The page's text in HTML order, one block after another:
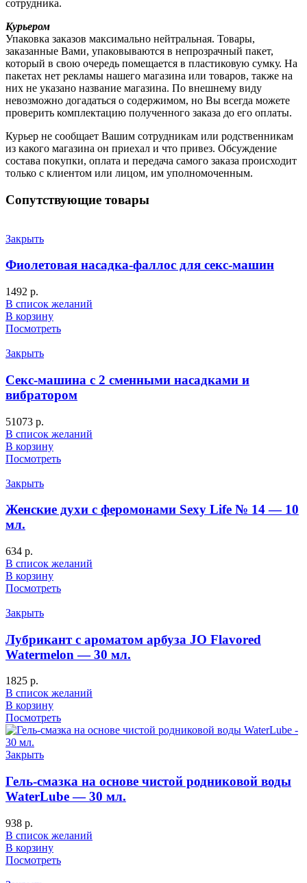
сотрудника.
Курьером
Упаковка заказов максимально нейтральная. Товары,
заказанные Вами, упаковываются в непрозрачный пакет,
который в свою очередь помещается в пластиковую сумку. На
пакетах нет рекламы нашего магазина или товаров, также на
них не указано название магазина. По внешнему виду
невозможно догадаться о содержимом, но Вы всегда можете
проверить комплектацию полученного заказа до его оплаты.
Курьер не сообщает Вашим сотрудникам или родственникам
из какого магазина он приехал и что привез. Обсуждение
состава покупки, оплата и передача самого заказа происходит
только с клиентом или лицом, им уполномоченным.
Сопутствующие товары
Закрыть
Фиолетовая насадка-фаллос для секс-машин
1492 р.
В список желаний
В корзину
Посмотреть
Закрыть
Секс-машина с 2 сменными насадками и
вибратором
51073 р.
В список желаний
В корзину
Посмотреть
Закрыть
Женские духи с феромонами Sexy Life № 14 — 10
мл.
634 р.
В список желаний
В корзину
Посмотреть
Закрыть
Лубрикант с ароматом арбуза JO Flavored
Watermelon — 30 мл.
1825 р.
В список желаний
В корзину
Посмотреть
Закрыть
Гель-смазка на основе чистой родниковой воды
WaterLube — 30 мл.
938 р.
В список желаний
В корзину
Посмотреть